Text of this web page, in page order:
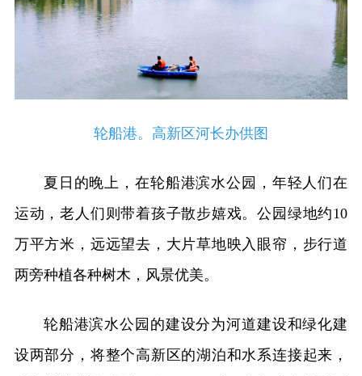
轮船港。高新区河长办供图
夏日的晚上，在轮船港滨水公园，年轻人们在
运动，老人们则带着孩子散步嬉戏。公园绿地约10
万平方米，远远望去，大片草地映入眼帘，步行道
两旁种植各种树木，风景优美。
轮船港滨水公园的建设分为河道建设和绿化建
设两部分，将整个高新区的湖泊和水系连接起来，